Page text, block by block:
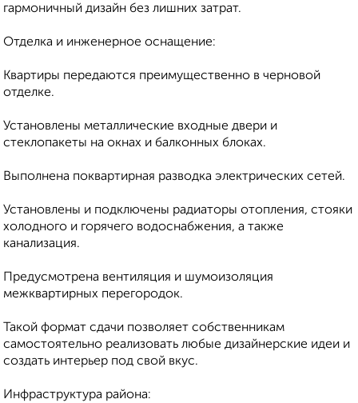
гармоничный дизайн без лишних затрат.
Отделка и инженерное оснащение:
Квартиры передаются преимущественно в черновой
отделке.
Установлены металлические входные двери и
стеклопакеты на окнах и балконных блоках.
Выполнена поквартирная разводка электрических сетей.
Установлены и подключены радиаторы отопления, стояки
холодного и горячего водоснабжения, а также
канализация.
Предусмотрена вентиляция и шумоизоляция
межквартирных перегородок.
Такой формат сдачи позволяет собственникам
самостоятельно реализовать любые дизайнерские идеи и
создать интерьер под свой вкус.
Инфраструктура района: